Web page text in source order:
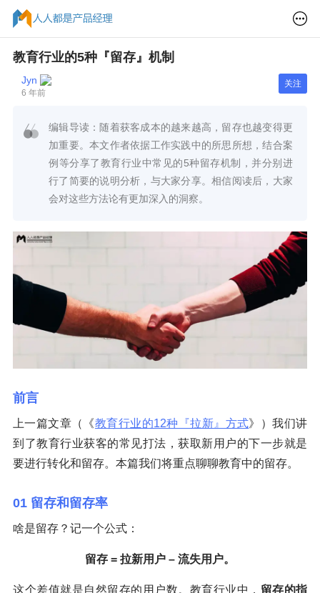
教育行业的5种『留存』机制
Jyn
6 年前
关注
编辑导读：随着获客成本的越来越高，留存也越变得更
加重要。本文作者依据工作实践中的所思所想，结合案
例等分享了教育行业中常见的5种留存机制，并分别进
行了简要的说明分析，与大家分享。相信阅读后，大家
会对这些方法论有更加深入的洞察。
前言
上一篇文章（《教育行业的12种『拉新』方式》）我们讲
到了教育行业获客的常见打法，获取新用户的下一步就是
要进行转化和留存。本篇我们将重点聊聊教育中的留存。
01 留存和留存率
啥是留存？记一个公式：
留存 = 拉新用户 – 流失用户。
这个差值就是自然留存的用户数。教育行业中， 留存的指